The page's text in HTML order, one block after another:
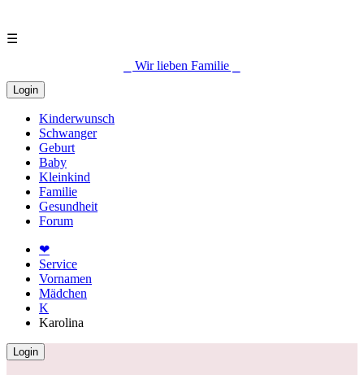
☰
⎯ Wir lieben Familie ⎯
Login
Kinderwunsch
Schwanger
Geburt
Baby
Kleinkind
Familie
Gesundheit
Forum
❤
Service
Vornamen
Mädchen
K
Karolina
Login